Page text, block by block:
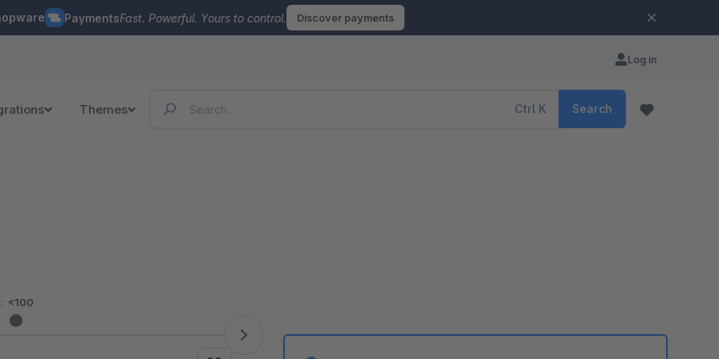
PaymentsFast. Powerful. Yours to control. Discover payments
Log in
Themes Ctrl K Search
<100